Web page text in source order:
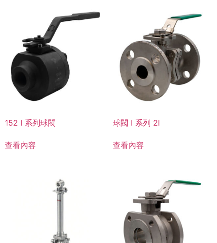
152 I 系列球閥
查看內容
球閥 I 系列 2I
查看內容